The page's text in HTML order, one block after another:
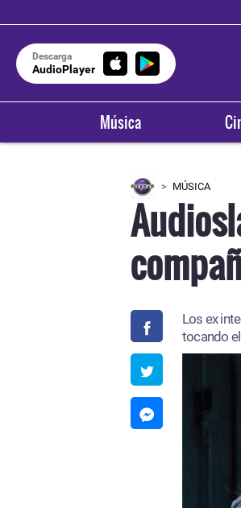
Descarga
AudioPlayer
Música
MÚSICA
Los ex
tocando